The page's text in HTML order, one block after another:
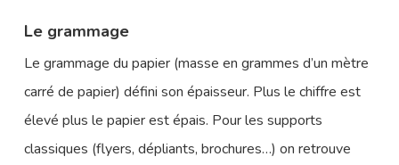
Le grammage
Le grammage du papier (masse en grammes d’un mètre
carré de papier) défini son épaisseur. Plus le chiffre est
élevé plus le papier est épais. Pour les supports
classiques (flyers, dépliants, brochures…) on retrouve